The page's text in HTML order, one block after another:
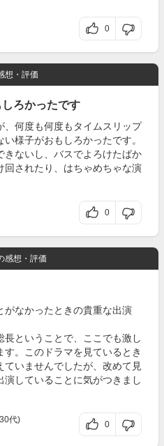
0
想・評価
ろかったです
何度も何度もタイムスリップ
様子がおもしろかったです。
ないし、バスでよろけたばか
回されたり、はちゃめちゃな演
0
感想・評価
がなかったときの貴重な出演
ということで、ここでも激し
。このドラマを見ているとき
いませんでしたが、改めて見
していることに気がつきまし
代)
0